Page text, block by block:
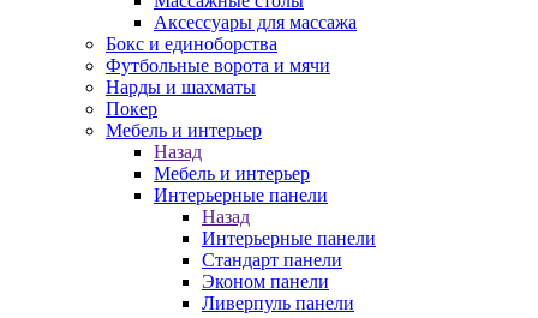
Аксессуары для массажа
Бокс и единоборства
Футбольные ворота и мячи
Нарды и шахматы
Покер
Мебель и интерьер
Назад
Мебель и интерьер
Интерьерные панели
Назад
Интерьерные панели
Стандарт панели
Эконом панели
Ливерпуль панели